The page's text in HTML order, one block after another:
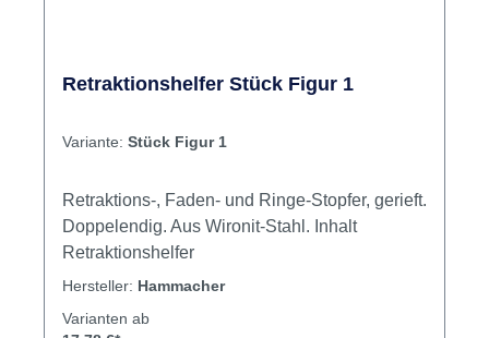
Retraktionshelfer Stück Figur 1
Variante: Stück Figur 1
Retraktions-, Faden- und Ringe-Stopfer, gerieft.
Doppelendig. Aus Wironit-Stahl. Inhalt
Retraktionshelfer
Hersteller: Hammacher
Varianten ab